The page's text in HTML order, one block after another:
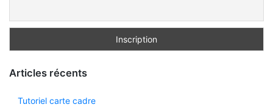
Articles récents
Tutoriel carte cadre